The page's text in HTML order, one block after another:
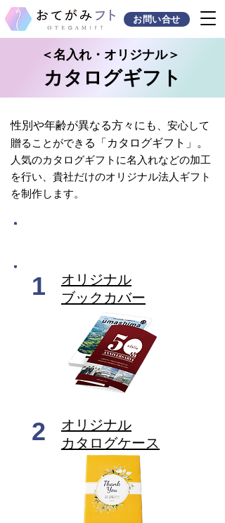
お問い合せ
＜名入れ・オリジナル＞
カタログギフト
性別や年齢が異なる方々にも
、安心して
贈ることができ る「カタログギフト」。
人気のカタログギフトに名入れなどの加工
を行い、貴社だけのオリジナル法人 ギフト
を制作します。
1
​オリジナル
ブックカバー
2
​オリジナル
カタログケース